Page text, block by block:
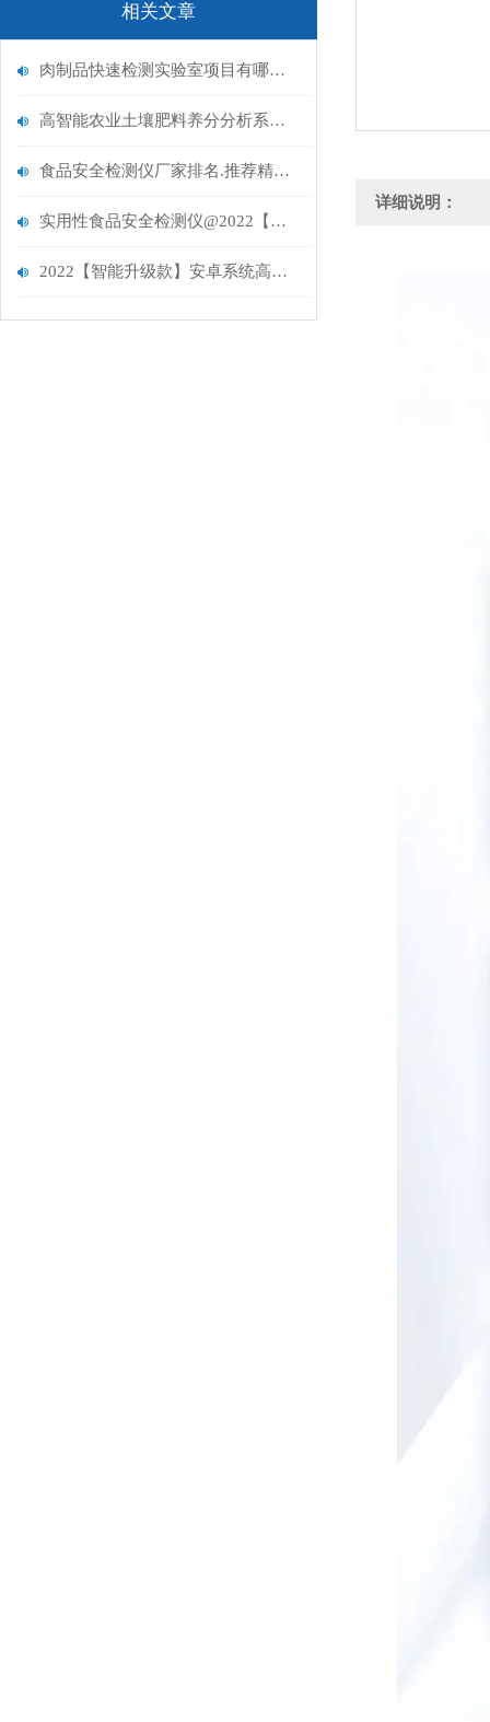
相关文章
肉制品快速检测实验室项目有哪些.行业推荐仪器.云唐病害肉检测仪
高智能农业土壤肥料养分分析系统 -YT-TR03
食品安全检测仪厂家排名.推荐精选品牌云唐
实用性食品安全检测仪@2022【新品上市】升级实用性食品安全检测仪
2022【智能升级款】安卓系统高智能土壤养分检测仪@云唐智能新品上市
详细说明：